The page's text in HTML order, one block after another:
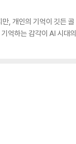
, 개인의 기억이 깃든 골
억하는 감각이 AI 시대의